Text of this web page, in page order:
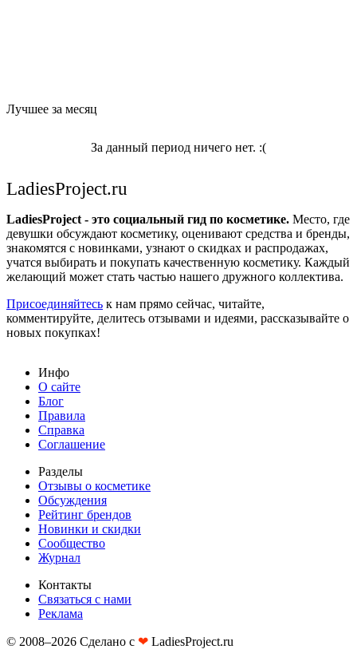
Лучшее за месяц
За данный период ничего нет. :(
LadiesProject.ru
LadiesProject - это социальный гид по косметике. Место, где
девушки обсуждают косметику, оценивают средства и бренды,
знакомятся с новинками, узнают о скидках и распродажах,
учатся выбирать и покупать качественную косметику. Каждый
желающий может стать частью нашего дружного коллектива.
Присоединяйтесь к нам прямо сейчас, читайте,
комментируйте, делитесь отзывами и идеями, рассказывайте о
новых покупках!
Инфо
О сайте
Блог
Правила
Справка
Соглашение
Разделы
Отзывы о косметике
Обсуждения
Рейтинг брендов
Новинки и скидки
Сообщество
Журнал
Контакты
Связаться с нами
Реклама
© 2008–2026 Сделано с ❤︎ LadiesProject.ru